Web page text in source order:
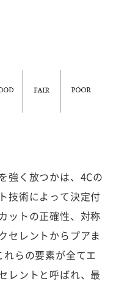
強く放つかは、4Cの
技術によって決定付
ットの正確性、対称
セレントからプアま
らの要素が全てエ
レントと呼ばれ、最